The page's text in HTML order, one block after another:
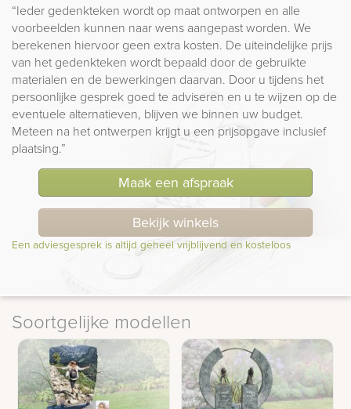
“Ieder gedenkteken wordt op maat ontworpen en alle
voorbeelden kunnen naar wens aangepast worden. We
berekenen hiervoor geen extra kosten. De uiteindelijke prijs
van het gedenkteken wordt bepaald door de gebruikte
materialen en de bewerkingen daarvan. Door u tijdens het
persoonlijke gesprek goed te adviseren en u te wijzen op de
eventuele alternatieven, blijven we binnen uw budget.
Meteen na het ontwerpen krijgt u een prijsopgave inclusief
plaatsing.”
Maak een afspraak
Bekijk winkels
Een adviesgesprek is altijd geheel vrijblijvend en kosteloos
Soortgelijke modellen